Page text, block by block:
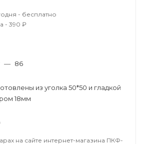
- бесплатно
- 390 ₽
— 86
из уголка 50*50 и гладкой
18мм
на сайте интернет-магазина ПКФ-